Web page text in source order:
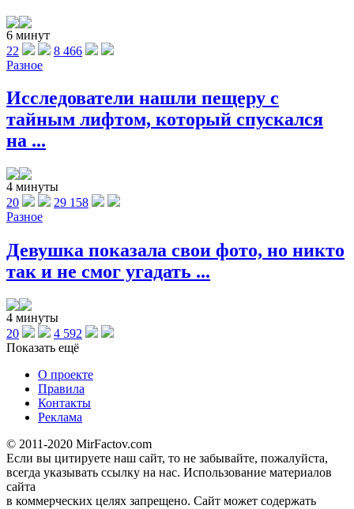
6 минут
22
8 466
Разное
Исследователи нашли пещеру с
тайным лифтом, который спускался
на ...
4 минуты
20
29 158
Разное
Девушка показала свои фото, но никто
так и не смог угадать ...
4 минуты
20
4 592
Показать ещё
О проекте
Правила
Контакты
Реклама
© 2011-2020 MirFactov.com
Если вы цитируете наш сайт, то не забывайте, пожалуйста,
всегда указывать ссылку на нас. Использование материалов
сайта
в коммерческих целях запрещено. Сайт может содержать